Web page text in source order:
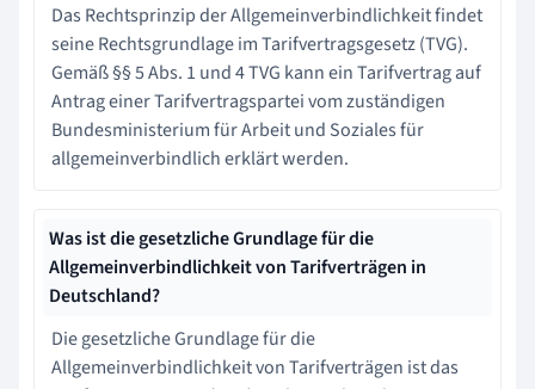
Das Rechtsprinzip der Allgemeinverbindlichkeit findet
seine Rechtsgrundlage im Tarifvertragsgesetz (TVG).
Gemäß §§ 5 Abs. 1 und 4 TVG kann ein Tarifvertrag auf
Antrag einer Tarifvertragspartei vom zuständigen
Bundesministerium für Arbeit und Soziales für
allgemeinverbindlich erklärt werden.
Was ist die gesetzliche Grundlage für die
Allgemeinverbindlichkeit von Tarifverträgen in
Deutschland?
Die gesetzliche Grundlage für die
Allgemeinverbindlichkeit von Tarifverträgen ist das